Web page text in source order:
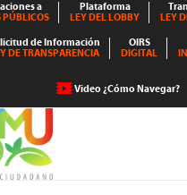
a
PÚBLICOS
Plataforma
LEY DEL LOBBY
LEY
de Información
DE TRANSPARENCIA
OIRS
DIGITAL
Video ¿Cómo Navegar?